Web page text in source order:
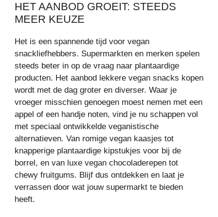
HET AANBOD GROEIT: STEEDS
MEER KEUZE
Het is een spannende tijd voor vegan
snackliefhebbers. Supermarkten en merken spelen
steeds beter in op de vraag naar plantaardige
producten. Het aanbod lekkere vegan snacks kopen
wordt met de dag groter en diverser. Waar je
vroeger misschien genoegen moest nemen met een
appel of een handje noten, vind je nu schappen vol
met speciaal ontwikkelde veganistische
alternatieven. Van romige vegan kaasjes tot
knapperige plantaardige kipstukjes voor bij de
borrel, en van luxe vegan chocoladerepen tot
chewy fruitgums. Blijf dus ontdekken en laat je
verrassen door wat jouw supermarkt te bieden
heeft.